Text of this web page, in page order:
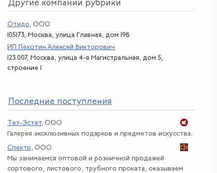
Другие компании рубрики
Отидо , ООО
105173, Москва, улица Главная, дом 19Б
ИП Пехотин Алексей Викторович
123 007, Москва, улица 4-я Магистральная, дом 5,
строение 1
Последние поступления
Тет-Эстет, ООО
Галерея эксклюзивных подарков и предметов искусства.
Спектр , ООО
Мы занимаемся оптовой и розничной продажей
сортового, листового, трубного проката, оказываем